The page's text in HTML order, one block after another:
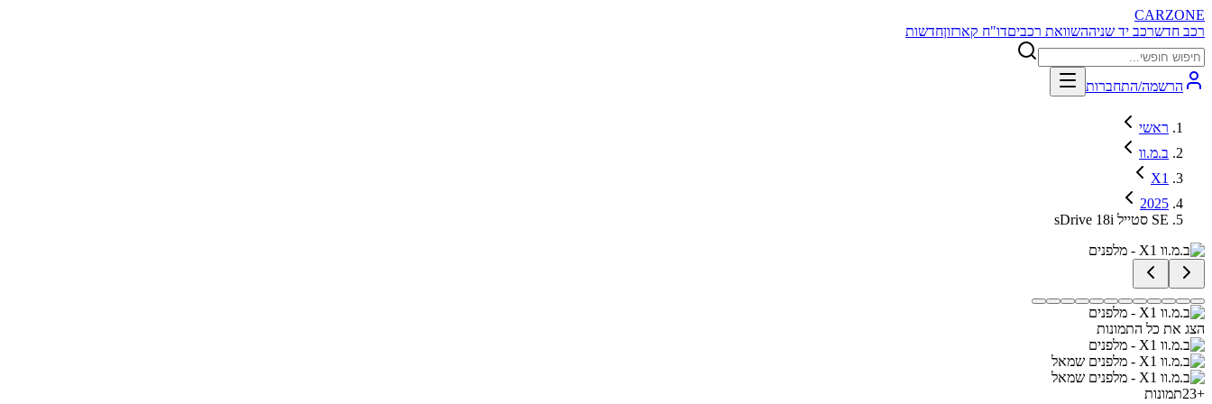
CARZONE
רכב חדשרכב יד שניההשוואת רכביםדו"ח קארזוןחדשות
הרשמה/התחברות
ראשי
ב.מ.וו
X1
2025
sDrive 18i סטייל SE
הצג את כל התמונות
+
23תמונות